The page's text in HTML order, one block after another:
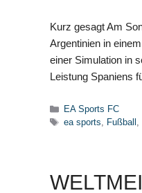
Kurz gesagt Am
Argentinien in
einer Simulation in
Leistung Spaniens
Kategorien
EA Sports FC
Schlagwörter
ea sports, Fußball ,